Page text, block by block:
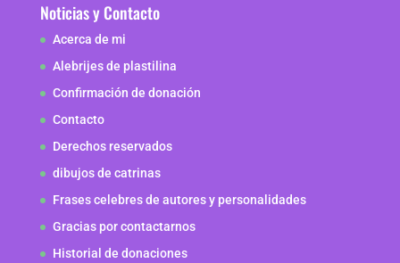
Noticias y Contacto
Acerca de mi
Alebrijes de plastilina
Confirmación de donación
Contacto
Derechos reservados
dibujos de catrinas
Frases celebres de autores y personalidades
Gracias por contactarnos
Historial de donaciones